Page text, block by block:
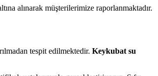
alınarak müşterilerimize raporlanmaktadır.
tespit edilmektedir. Keykubat su